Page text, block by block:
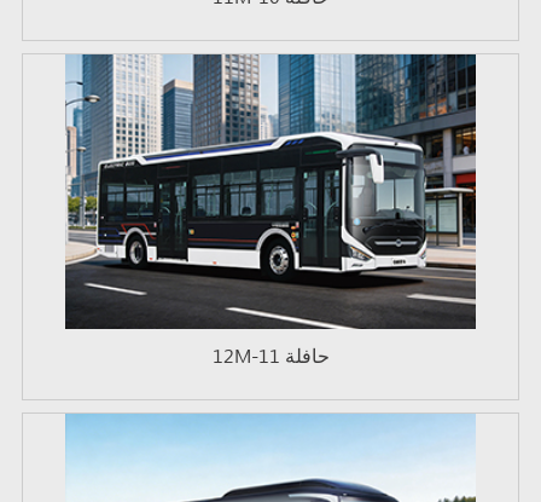
حافلة 11-12M